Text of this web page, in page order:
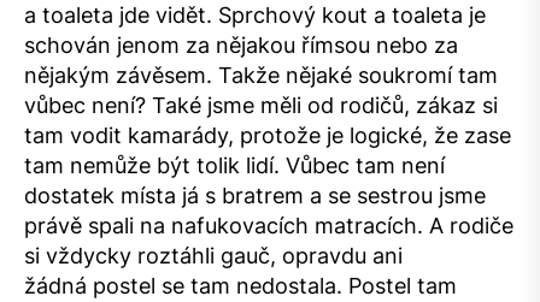
a toaleta jde vidět. Sprchový kout a toaleta je
schován jenom za nějakou římsou nebo za
nějakým závěsem. Takže nějaké soukromí tam
vůbec není? Také jsme měli od rodičů, zákaz si
tam vodit kamarády, protože je logické, že zase
tam nemůže být tolik lidí. Vůbec tam není
dostatek místa já s bratrem a se sestrou jsme
právě spali na nafukovacích matracích. A rodiče
si vždycky roztáhli gauč, opravdu ani
žádná postel se tam nedostala. Postel tam